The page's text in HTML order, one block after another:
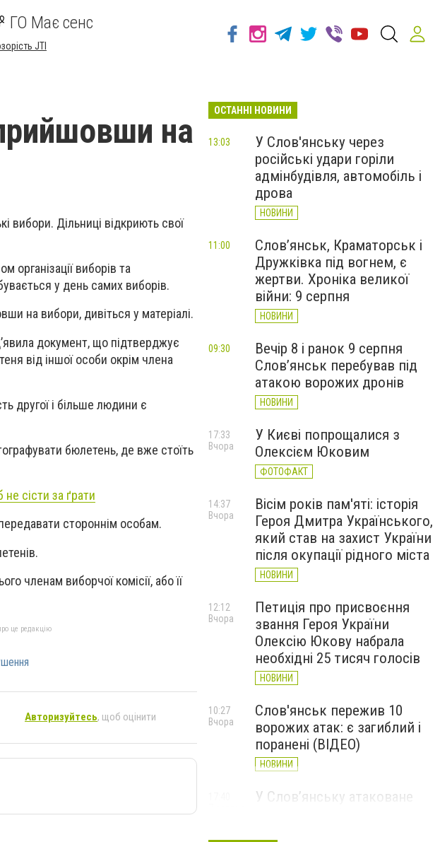
ГО Має сенс
JTI
на
вибори. Дільниці відкриють свої
організації виборів та
у день самих виборів.
на вибори, дивіться у матеріалі.
документ, що підтверджує
від іншої особи окрім члена
другої і більше людини є
бюлетень, де вже стоїть
сісти за ґрати
стороннім особам.
членам виборчої комісії, або її
це редакцію
Авторизуйтесь, щоб оцінити
ОСТАННІ НОВИНИ
У Слов'янську через
російські удари горіли
адмінбудівля, автомобіль і
дрова
НОВИНИ
13:03
Слов’янськ, Краматорськ і
Дружківка під вогнем, є
жертви. Хроніка великої
війни: 9 серпня
НОВИНИ
11:00
Вечір 8 і ранок 9 серпня
Слов’янськ перебував під
атакою ворожих дронів
НОВИНИ
09:30
У Києві попрощалися з
Олексієм Юковим
ФОТОФАКТ
17:33
Вчора
Вісім років пам'яті: історія
Героя Дмитра Українського,
який став на захист України
після окупації рідного міста
НОВИНИ
14:37
Вчора
Петиція про присвоєння
звання Героя України
Олексію Юкову набрала
необхідні 25 тисяч голосів
НОВИНИ
12:12
Вчора
Слов'янськ пережив 10
ворожих атак: є загиблий і
поранені (ВІДЕО)
НОВИНИ
10:27
Вчора
У Слов’янську атаковане